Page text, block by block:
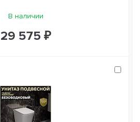
В наличии
29 575 ₽